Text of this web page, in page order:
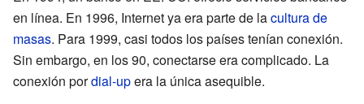
en línea. En 1996, Internet ya era parte de lacultura de
masas. Para 1999, casi todos los países tenían conexión.
Sin embargo, en los 90, conectarse era complicado. La
conexión pordial-upera la única asequible.